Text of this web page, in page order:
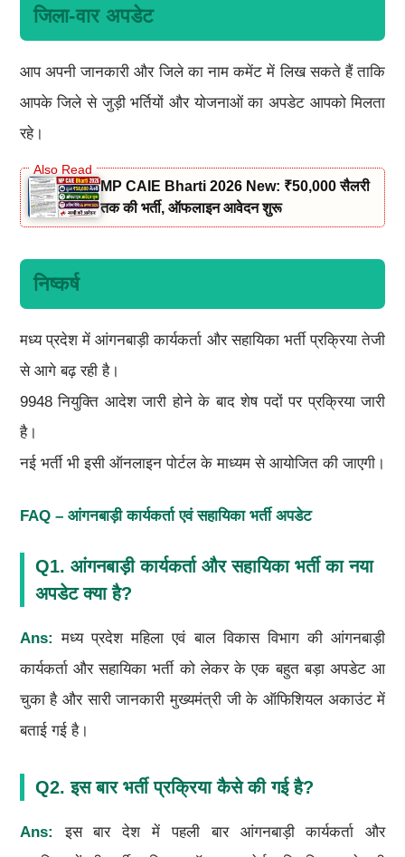
जिला-वार अपडेट
आप अपनी जानकारी और जिले का नाम कमेंट में लिख सकते हैं ताकि
आपके जिले से जुड़ी भर्तियों और योजनाओं का अपडेट आपको मिलता
रहे।
MP CAIE Bharti 2026 New: ₹50,000 सैलरी
तक की भर्ती, ऑफलाइन आवेदन शुरू
निष्कर्ष
मध्य प्रदेश में आंगनबाड़ी कार्यकर्ता और सहायिका भर्ती प्रक्रिया तेजी
से आगे बढ़ रही है।
9948 नियुक्ति आदेश जारी होने के बाद शेष पदों पर प्रक्रिया जारी
है।
नई भर्ती भी इसी ऑनलाइन पोर्टल के माध्यम से आयोजित की जाएगी।
FAQ – आंगनबाड़ी कार्यकर्ता एवं सहायिका भर्ती अपडेट
Q1. आंगनबाड़ी कार्यकर्ता और सहायिका भर्ती का नया
अपडेट क्या है?
Ans: मध्य प्रदेश महिला एवं बाल विकास विभाग की आंगनबाड़ी
कार्यकर्ता और सहायिका भर्ती को लेकर के एक बहुत बड़ा अपडेट आ
चुका है और सारी जानकारी मुख्यमंत्री जी के ऑफिशियल अकाउंट में
बताई गई है।
Q2. इस बार भर्ती प्रक्रिया कैसे की गई है?
Ans: इस बार देश में पहली बार आंगनबाड़ी कार्यकर्ता और